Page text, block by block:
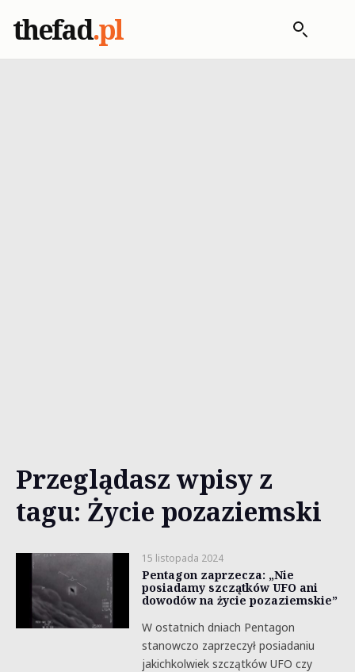
thefad.pl
Przeglądasz wpisy z
tagu: Życie pozaziemski
15 listopada 2024
Pentagon zaprzecza: „Nie
posiadamy szczątków UFO ani
dowodów na życie pozaziemskie”
W ostatnich dniach Pentagon
stanowczo zaprzeczył posiadaniu
jakichkolwiek szczątków UFO czy